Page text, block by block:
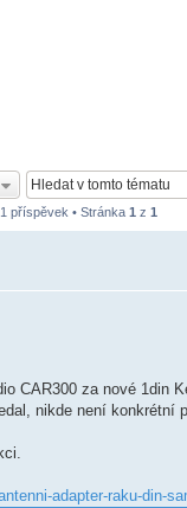
1 příspěvek • Stránka 1 z 1
CAR300 za nové 1din
nikde není konkrétní
adapter-raku-din-